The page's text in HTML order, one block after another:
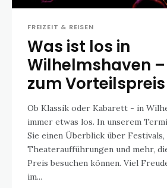
FREIZEIT & REISEN
Was ist los in
Wilhelmshaven
zum Vorteilspreis
Ob Klassik oder Kabarett - in
immer etwas los. In unserem
Sie einen Überblick über Festivals,
Theateraufführungen und mehr,
Preis besuchen können. Viel
im...